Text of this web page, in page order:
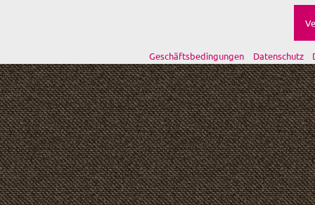
Geschäftsbedingungen Datenschutz